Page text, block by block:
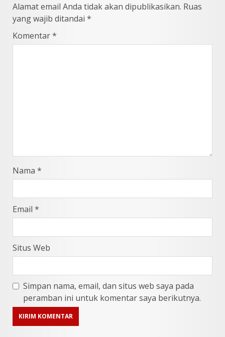
Alamat email Anda tidak akan dipublikasikan. Ruas
yang wajib ditandai *
Komentar*
Nama *
Email *
Situs Web
Simpan nama, email, dan situs web saya pada
peramban ini untuk komentar saya berikutnya.